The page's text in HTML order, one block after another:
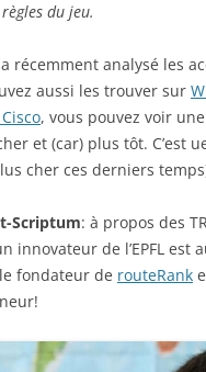
du jeu.
récemment analysé les
aussi les trouver sur
, vous pouvez voir
et (car) plus tôt. C’est
cher ces derniers
Scriptum: à propos des
innovateur de l’EPFL est
fondateur de routeRank